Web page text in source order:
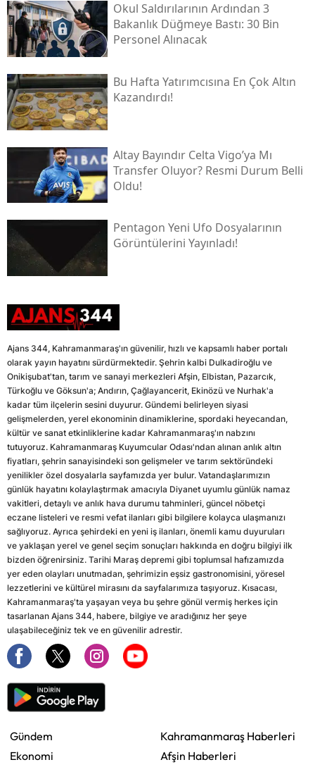
Okul Saldırılarının Ardından 3
Bakanlık Düğmeye Bastı: 30 Bin
Personel Alınacak
Bu Hafta Yatırımcısına En Çok Altın
Kazandırdı!
Altay Bayındır Celta Vigo’ya Mı
Transfer Oluyor? Resmi Durum Belli
Oldu!
Pentagon Yeni Ufo Dosyalarının
Görüntülerini Yayınladı!
Ajans 344, Kahramanmaraş'ın güvenilir, hızlı ve kapsamlı haber portalı
olarak yayın hayatını sürdürmektedir. Şehrin kalbi Dulkadiroğlu ve
Onikişubat'tan, tarım ve sanayi merkezleri Afşin, Elbistan, Pazarcık,
Türkoğlu ve Göksun'a; Andırın, Çağlayancerit, Ekinözü ve Nurhak'a
kadar tüm ilçelerin sesini duyurur. Gündemi belirleyen siyasi
gelişmelerden, yerel ekonominin dinamiklerine, spordaki heyecandan,
kültür ve sanat etkinliklerine kadar Kahramanmaraş'ın nabzını
tutuyoruz. Kahramanmaraş Kuyumcular Odası'ndan alınan anlık altın
fiyatları, şehrin sanayisindeki son gelişmeler ve tarım sektöründeki
yenilikler özel dosyalarla sayfamızda yer bulur. Vatandaşlarımızın
günlük hayatını kolaylaştırmak amacıyla Diyanet uyumlu günlük namaz
vakitleri, detaylı ve anlık hava durumu tahminleri, güncel nöbetçi
eczane listeleri ve resmi vefat ilanları gibi bilgilere kolayca ulaşmanızı
sağlıyoruz. Ayrıca şehirdeki en yeni iş ilanları, önemli kamu duyuruları
ve yaklaşan yerel ve genel seçim sonuçları hakkında en doğru bilgiyi ilk
bizden öğrenirsiniz. Tarihi Maraş depremi gibi toplumsal hafızamızda
yer eden olayları unutmadan, şehrimizin eşsiz gastronomisini, yöresel
lezzetlerini ve kültürel mirasını da sayfalarımıza taşıyoruz. Kısacası,
Kahramanmaraş'ta yaşayan veya bu şehre gönül vermiş herkes için
tasarlanan Ajans 344, habere, bilgiye ve aradığınız her şeye
ulaşabileceğiniz tek ve en güvenilir adrestir.
Gündem
Ekonomi
Kahramanmaraş Haberleri
Afşin Haberleri